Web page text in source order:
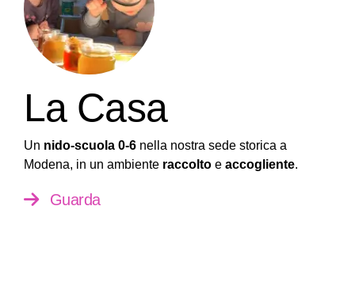
La Casa
Un nido-scuola 0-6 nella nostra sede storica a
Modena, in un ambiente raccolto e accogliente.
Guarda